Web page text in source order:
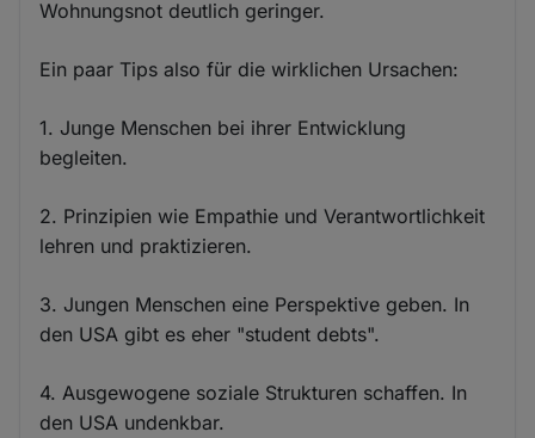
Wohnungsnot deutlich geringer.
Ein paar Tips also für die wirklichen Ursachen:
1. Junge Menschen bei ihrer Entwicklung
begleiten.
2. Prinzipien wie Empathie und Verantwortlichkeit
lehren und praktizieren.
3. Jungen Menschen eine Perspektive geben. In
den USA gibt es eher "student debts".
4. Ausgewogene soziale Strukturen schaffen. In
den USA undenkbar.